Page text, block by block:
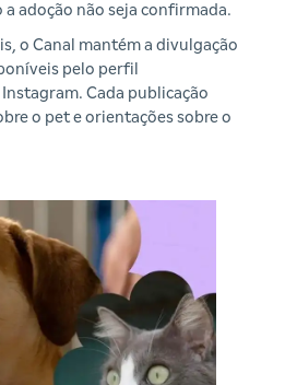
a adoção não seja confirmada.
o Canal mantém a divulgação
pelo perfil
Instagram. Cada publicação
o pet e orientações sobre o